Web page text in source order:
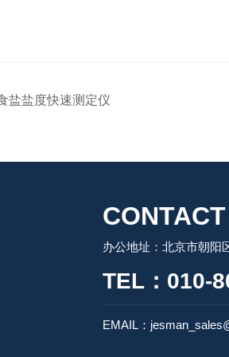
盐盐度快速测定仪
CONTACT
办公地址：北京市朝阳
TEL：010-
EMAIL：